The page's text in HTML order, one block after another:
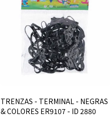
TRENZAS - TERMINAL - NEGRAS
& COLORES ER9107 - ID 2880